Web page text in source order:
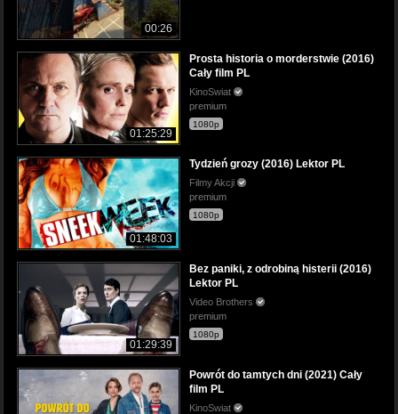
00:26
01:25:29
Prosta historia o morderstwie (2016)
Cały film PL
KinoSwiat
premium
1080p
01:48:03
Tydzień grozy (2016) Lektor PL
Filmy Akcji
premium
1080p
01:29:39
Bez paniki, z odrobiną histerii (2016)
Lektor PL
Video Brothers
premium
1080p
Powrót do tamtych dni (2021) Cały
film PL
KinoSwiat